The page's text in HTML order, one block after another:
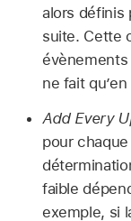
alors définis
suite. Cette
ne fait
Add Every
pour
faible
exemple, si